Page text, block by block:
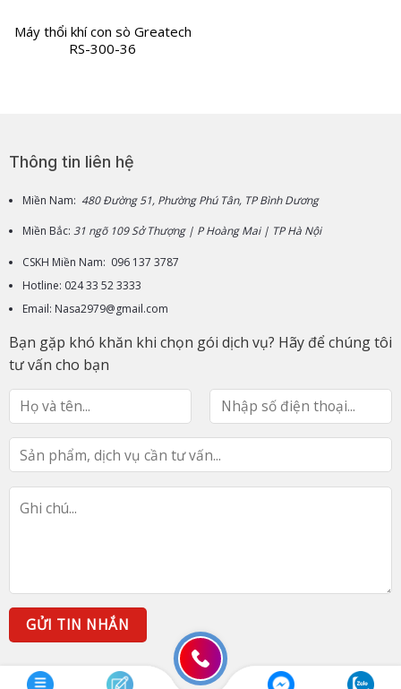
Máy thổi khí con sò Greatech
RS-300-36
Thông tin liên hệ
Miền Nam: 480 Đường 51, Phường Phú Tân, TP Bình Dương
Miền Bắc: 31 ngõ 109 Sở Thượng | P Hoàng Mai | TP Hà Nội
CSKH Miền Nam: 096 137 3787
Hotline: 024 33 52 3333
Email: Nasa2979@gmail.com
Bạn gặp khó khăn khi chọn gói dịch vụ? Hãy để chúng tôi
tư vấn cho bạn